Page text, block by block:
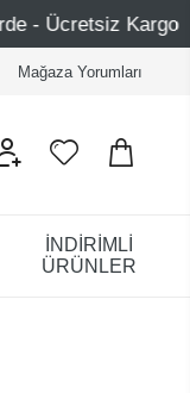
Mağaza Yorumları
İNDİRİMLİ
ÜRÜNLER